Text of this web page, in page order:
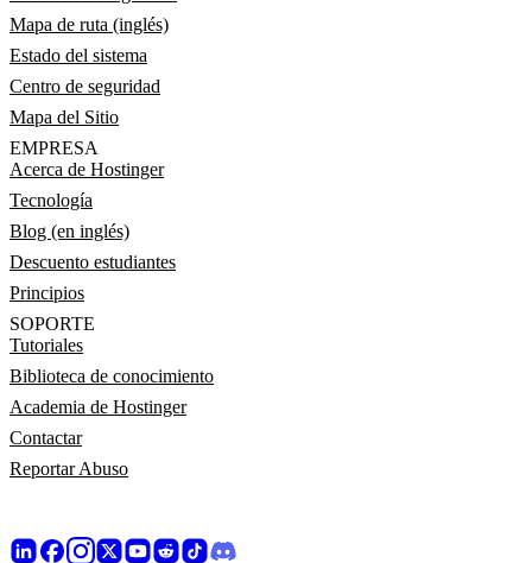
Mapa de ruta (inglés)
Estado del sistema
Centro de seguridad
Mapa del Sitio
EMPRESA
Acerca de Hostinger
Tecnología
Blog (en inglés)
Descuento estudiantes
Principios
SOPORTE
Tutoriales
Biblioteca de conocimiento
Academia de Hostinger
Contactar
Reportar Abuso